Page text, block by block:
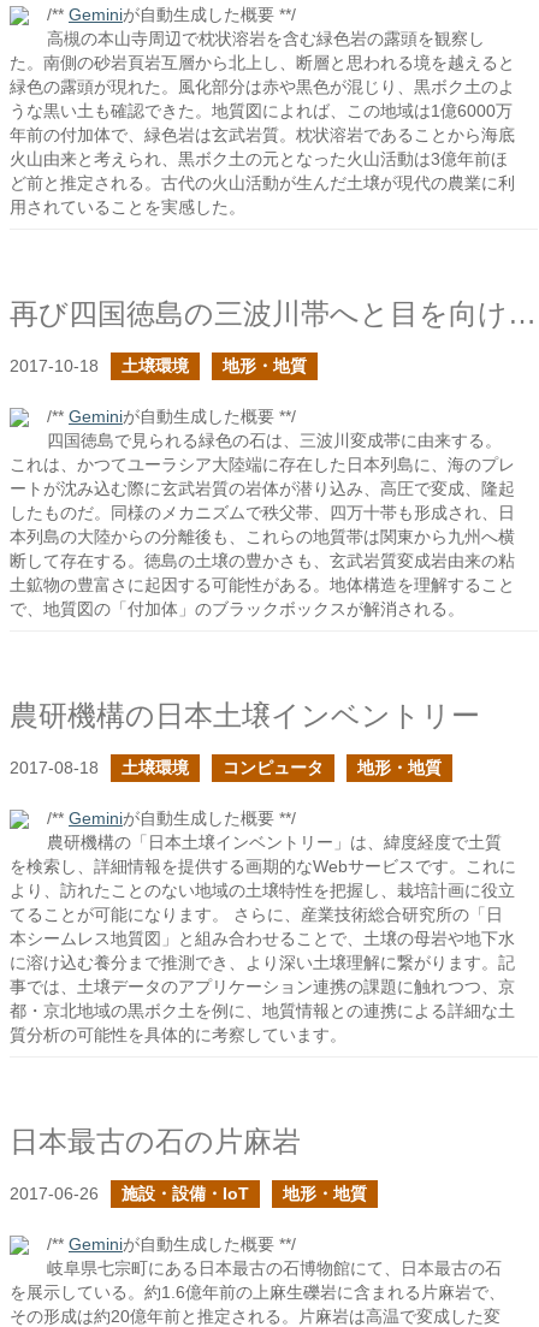
/** Geminiが自動生成した概要 **/
高槻の本山寺周辺で枕状溶岩を含む緑色岩の露頭を観察し
た。南側の砂岩頁岩互層から北上し、断層と思われる境を越えると
緑色の露頭が現れた。風化部分は赤や黒色が混じり、黒ボク土のよ
うな黒い土も確認できた。地質図によれば、この地域は1億6000万
年前の付加体で、緑色岩は玄武岩質。枕状溶岩であることから海底
火山由来と考えられ、黒ボク土の元となった火山活動は3億年前ほ
ど前と推定される。古代の火山活動が生んだ土壌が現代の農業に利
用されていることを実感した。
再び四国徳島の三波川帯へと目を向けてみると
2017-10-18 土壌環境 地形・地質
/** Geminiが自動生成した概要 **/
四国徳島で見られる緑色の石は、三波川変成帯に由来する。
これは、かつてユーラシア大陸端に存在した日本列島に、海のプレ
ートが沈み込む際に玄武岩質の岩体が潜り込み、高圧で変成、隆起
したものだ。同様のメカニズムで秩父帯、四万十帯も形成され、日
本列島の大陸からの分離後も、これらの地質帯は関東から九州へ横
断して存在する。徳島の土壌の豊かさも、玄武岩質変成岩由来の粘
土鉱物の豊富さに起因する可能性がある。地体構造を理解すること
で、地質図の「付加体」のブラックボックスが解消される。
農研機構の日本土壌インベントリー
2017-08-18 土壌環境 コンピュータ 地形・地質
/** Geminiが自動生成した概要 **/
農研機構の「日本土壌インベントリー」は、緯度経度で土質
を検索し、詳細情報を提供する画期的なWebサービスです。これに
より、訪れたことのない地域の土壌特性を把握し、栽培計画に役立
てることが可能になります。 さらに、産業技術総合研究所の「日
本シームレス地質図」と組み合わせることで、土壌の母岩や地下水
に溶け込む養分まで推測でき、より深い土壌理解に繋がります。記
事では、土壌データのアプリケーション連携の課題に触れつつ、京
都・京北地域の黒ボク土を例に、地質情報との連携による詳細な土
質分析の可能性を具体的に考察しています。
日本最古の石の片麻岩
2017-06-26 施設・設備・IoT 地形・地質
/** Geminiが自動生成した概要 **/
岐阜県七宗町にある日本最古の石博物館にて、日本最古の石
を展示している。約1.6億年前の上麻生礫岩に含まれる片麻岩で、
その形成は約20億年前と推定される。片麻岩は高温で変成した変